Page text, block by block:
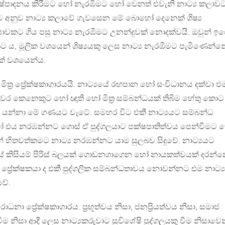
කිරීමට හෝ නැරඹිමට හෝ වෙනත් එවැනි නාට්‍ය
අනුව නාට්‍ය කලාවේ ගැවසෙන මේ බොහෝ දෙනෙක් ශිෂ්‍ය
ගිය පසු නාට්‍ය නැරඹීමට උනන්දුවක් නොදක්වයි. ඔවුන්
ය, මූලික වශයෙන් ශිෂ්‍යයකු ලෙස නාට්‍ය නැරඹීමට
වශයෙන්ය.
ප්‍රේක්ෂකාගාරයයි. නාට්‍යයේ රඟපාන හෝ සංවිධානය දක්වා
කෙනෙකුට හෝ ඥාති හෝ මිත්‍ර සම්බන්ධයක් තිබීම හේතු කොට
මේ ගණයට වැටේ. සමහර විට එකී නාට්‍යයට සම්බන්ධ
එය නරඹන්නට ගොස් ඒ පුද්ගලයාට පක‍්ෂපාතිත්වය පෙන්වීමට
හිතවත්කමට නාට්‍ය නරඹන්නට යාම සුලබව සිදුවේ. නාට්‍යයට
කිසියම් පිරිස් බලයක් ගොඩනගාගෙන හෝ නායකත්වයක්
ද එකී පුද්ගලික සම්බන්ධතාවය නොවන්නට එම නාට්‍ය
ප්‍රේක්ෂකාගාරය. ප්‍රභූත්වය නිසා, ජනප්‍රියත්වය නිසා, සමාජ
නිසා ආදී ලෙස නාට්‍යකරුවාට සුවිශේෂි පුද්ගලයකු වීම